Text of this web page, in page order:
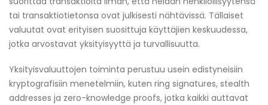
tai transaktiotietonsa ovat julkisesti nähtävissä. Tällaiset
valuutat ovat erityisen suosittuja käyttäjien keskuudessa,
jotka arvostavat yksityisyyttä ja turvallisuutta.
Yksityisvaluuttojen toiminta perustuu usein edistyneisiin
kryptografisiin menetelmiin, kuten ring signatures, stealth
addresses ja zero-knowledge proofs, jotka kaikki auttavat